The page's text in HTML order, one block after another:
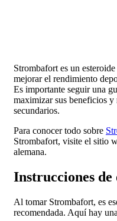
Strombafort es un
mejorar el rendimiento
Es importante seguir una
maximizar sus beneficios
secundarios.
Para conocer todo sobre
Strombafort, visite el sitio
alemana.
Instrucciones de
Al tomar Strombafort, es
recomendada. Aquí hay